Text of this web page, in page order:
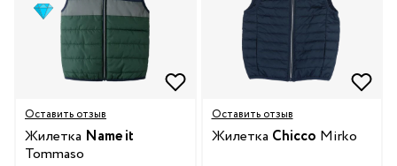
Оставить отзыв
Жилетка Name it
Tommaso
Оставить отзыв
Жилетка Chicco Mirko